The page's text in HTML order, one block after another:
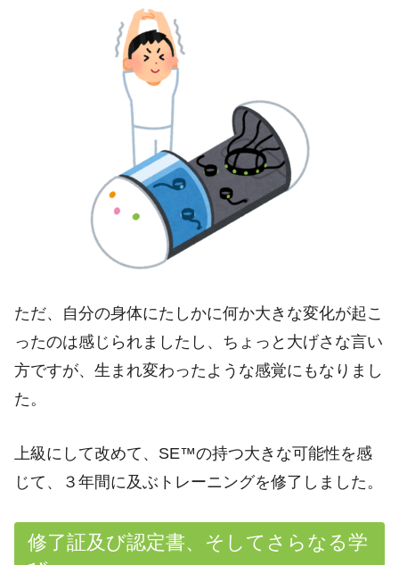
ただ、自分の身体にたしかに何か大きな変化が起こ
ったのは感じられましたし、ちょっと大げさな言い
方ですが、生まれ変わったような感覚にもなりまし
た。
上級にして改めて、SE™の持つ大きな可能性を感
じて、３年間に及ぶトレーニングを修了しました。
修了証及び認定書、そしてさらなる学